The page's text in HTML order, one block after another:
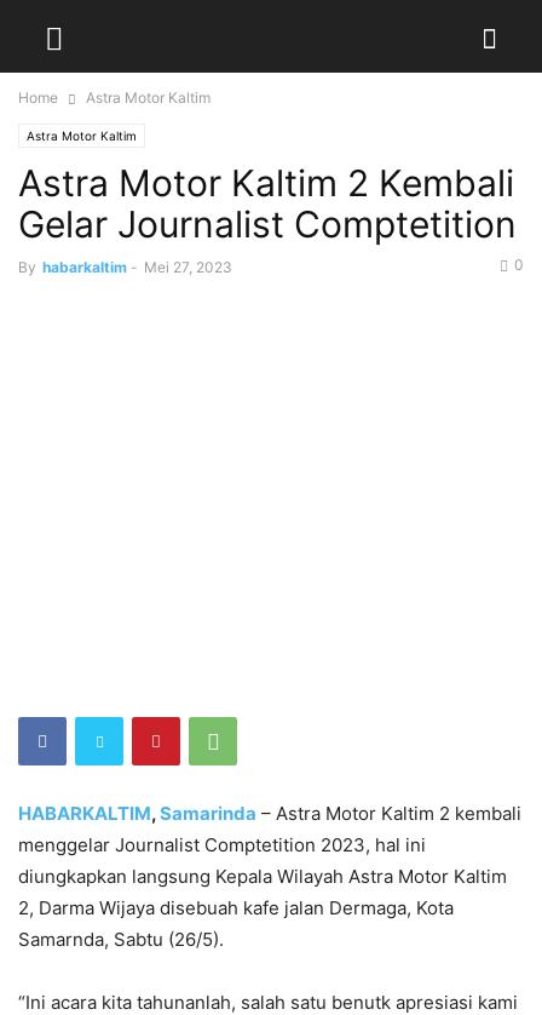
Home Astra Motor Kaltim
Astra Motor Kaltim
Astra Motor Kaltim 2 Kembali
Gelar Journalist Comptetition
By habarkaltim - Mei 27, 2023 0
HABARKALTIM,Samarinda – Astra Motor Kaltim 2 kembali
menggelar Journalist Comptetition 2023, hal ini
diungkapkan langsung Kepala Wilayah Astra Motor Kaltim
2, Darma Wijaya disebuah kafe jalan Dermaga, Kota
Samarnda, Sabtu (26/5).
“Ini acara kita tahunanlah, salah satu benutk apresiasi kami